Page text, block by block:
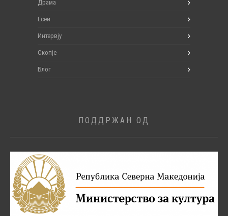
Драма
Есеи
Интервју
Скопје
Блог
ПОДДРЖАН ОД